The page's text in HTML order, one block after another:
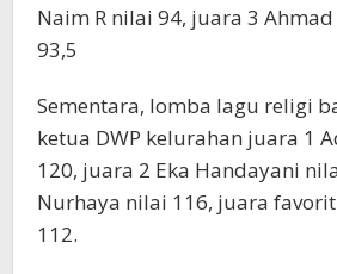
Naim R nilai 94, juara 3
93,5
Sementara, lomba lagu religi
ketua DWP kelurahan juara 1
120, juara 2 Eka Handayani
Nurhaya nilai 116, juara
112.